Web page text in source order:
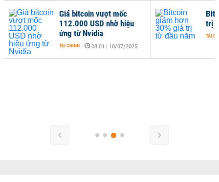
trị
TÀI
Giá bitcoin vượt mốc
112.000 USD nhờ hiệu
ứng từ Nvidia
TÀI CHÍNH - 08:01 | 10/07/2025